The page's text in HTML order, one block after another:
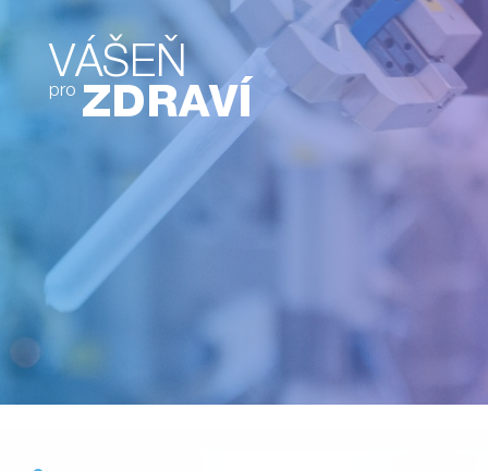
VÁŠEŇ
pro ZDRAVÍ